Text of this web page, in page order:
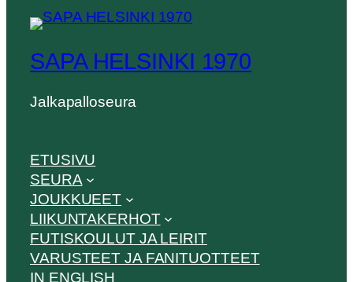
SAPA HELSINKI 1970
Jalkapalloseura
ETUSIVU
SEURA
JOUKKUEET
LIIKUNTAKERHOT
FUTISKOULUT JA LEIRIT
VARUSTEET JA FANITUOTTEET
IN ENGLISH